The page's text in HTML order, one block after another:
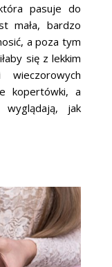
pasuje do
mała, bardzo
a poza tym
się z lekkim
kopertówki, a
jak